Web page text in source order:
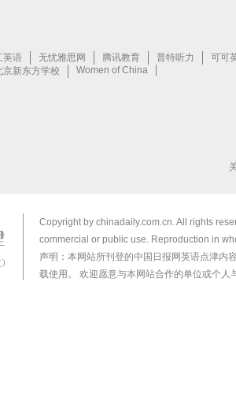
Copyright by chinadaily.com.cn. All rights
commercial or public use. Reproduction in
声明：本网站所刊登的中国日报网英语点津内
载使用。 欢迎愿意与本网站合作的单位或个人